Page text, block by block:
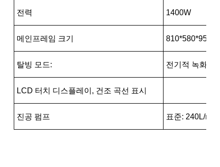
전력 1400W
메인프레임 크기
탈빙 모드: 전기적 녹화
LCD 터치 디스플레이, 건조 곡선 표시
진공 펌프 표준: 240L/